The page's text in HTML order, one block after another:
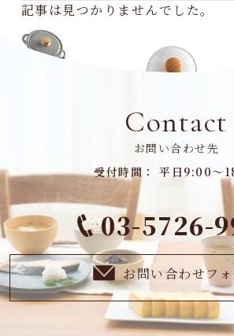
記事は見つかりませんでした。
Contact
お問い合わせ先
受付時間： 平日9:00～
03-5726-
お問い合わせフ